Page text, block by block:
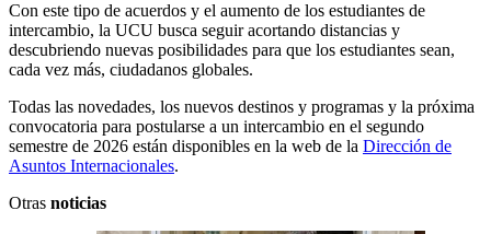
Con este tipo de acuerdos y el aumento de los estudiantes de
intercambio, la UCU busca seguir acortando distancias y
descubriendo nuevas posibilidades para que los estudiantes sean,
cada vez más, ciudadanos globales.
Todas las novedades, los nuevos destinos y programas y la próxima
convocatoria para postularse a un intercambio en el segundo
semestre de 2026 están disponibles en la web de la Dirección de
Asuntos Internacionales.
Otras noticias